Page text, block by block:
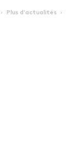
Plus d'actualités